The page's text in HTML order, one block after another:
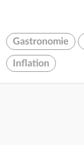
Gastronomie
Inflation